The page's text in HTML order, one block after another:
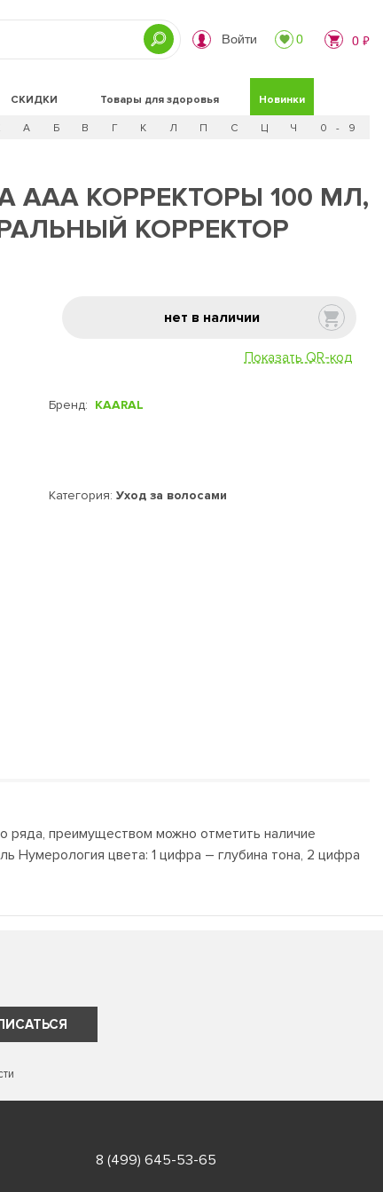
Войти 0 0 ₽
СКИДКИ Новинки
Товары для здоровья
А Б В Г К Л П С Ц Ч 0 - 9
AAA КОРРЕКТОРЫ 100 МЛ,
КОРРЕКТОР
нет в наличии
Показать QR-код
Бренд: KAARAL
Категория: Уход за волосами
ряда, преимуществом можно отметить наличие
Нумерология цвета: 1 цифра – глубина тона, 2 цифра
8 (499) 645-53-65